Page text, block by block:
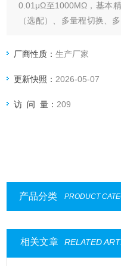
0.01μΩ至1000MΩ，基本
（选配）、多量程切换、
试速度仅2.2ms。适用于
厂商性质：生产厂家
更新快照： 2026-05-07
访 问 量： 209
产品分类 PRODUCT
相关文章 RELATED